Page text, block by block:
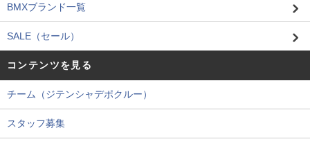
BMXブランド一覧
SALE（セール）
コンテンツを見る
チーム（ジテンシャデポクルー）
スタッフ募集